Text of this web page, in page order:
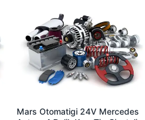
Mars Otomatigi 24V Mercedes